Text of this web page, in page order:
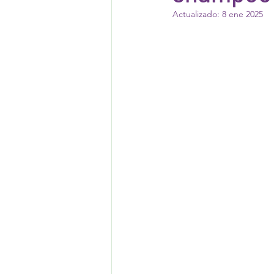
Actualizado: 8 ene 2025